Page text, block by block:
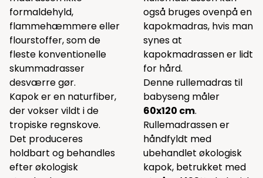
formaldehyld,
flammehæmmere eller
flourstoffer, som de
fleste konventionelle
skummadrasser
desværre gør.
Kapok er en naturfiber,
der vokser vildt i de
tropiske regnskove.
Det produceres
holdbart og behandles
efter økologisk
også bruges ovenpå en
kapokmadras, hvis man
synes at
kapokmadrassen er lidt
for hård.
Denne rullemadras til
babyseng måler
60x120 cm.
Rullemadrassen er
håndfyldt med
ubehandlet økologisk
kapok, betrukket med